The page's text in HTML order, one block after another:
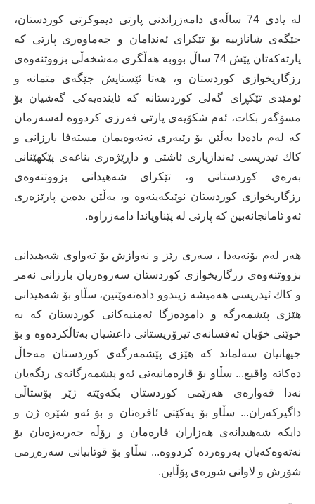
له‌ یادی 74 ساڵه‌ی دامه‌زراندنی پارتی دیموكرتی كوردستان،
جێگه‌ی شانازییه‌ بۆ تێكرای ئه‌ندامان و جه‌ماوه‌ری پارتی كه‌
پارته‌كه‌تان پێش 74 ساڵ بووبه‌ هه‌ڵگری مه‌شخه‌ڵی بزووتنه‌وه‌ی
رزگاریخوازی كوردستان و، هه‌تا ئێستایش جێگه‌ی متمانه‌ و
ئومێدی تێكڕای گه‌لی كوردستانه‌ كه‌ ئاینده‌یه‌كی گه‌شیان بۆ
مسۆگه‌ر بكات، ئه‌م شكۆیه‌ی پارتی فه‌رزی كردووه‌ له‌سه‌رمان
كه‌ له‌م یاده‌دا به‌ڵێن بۆ رێبه‌ری نه‌ته‌وه‌یمان مسته‌فا بارزانی و
كاك ئیدریسی ئه‌ندازیاری ئاشتی و داڕێژه‌ری بناغه‌ی پێكهێنانی
به‌ره‌ی كوردستانی و، تێكرای شه‌هیدانی بزووتنه‌وه‌ی
رزگاریخوازی كوردستان نوێبكه‌ینه‌وه‌ و، به‌ڵێن ‌بده‌ین پارێزه‌ری
ئه‌و ئامانجانه‌‌بین كه‌ پارتی له‌ پێناویاندا دامه‌زراوه‌.
هه‌ر له‌م بۆنه‌یه‌دا ، سه‌ری رێز و نه‌وازش بۆ ته‌واوی شه‌هیدانی
بزووتنه‌وه‌ی رزگاریخوازی كوردستان سه‌روه‌ریان بارزانی نه‌مر
و كاك ئیدریسی هه‌میشه‌ زیندوو داده‌نه‌وێنین، سڵاو بۆ شه‌هیدانی
هێزی پێشمه‌رگه‌ و داموده‌زگا ئه‌منیه‌كانی كوردستان كه‌ به‌
خوێنی خۆیان ئه‌فسانه‌ی تیرۆریستانی داعشیان به‌تاڵكرده‌وه‌ و بۆ
جیهانیان سه‌لماند كه‌ هێزی پێشمه‌رگه‌ی كوردستان مه‌حاڵ
ده‌كاته‌ واقیع... سڵاو بۆ قاره‌مانیه‌تی ئه‌و پێشمه‌رگانه‌ی‌ رێگه‌یان
نه‌دا قه‌واره‌ی هه‌رێمی كوردستان بكه‌وێته‌ ژێر پۆستاڵی
داگیركه‌ران... سڵاو بۆ یه‌كێتی ئافره‌تان و بۆ ئه‌و شێره‌ ژن و
دایكه‌ شه‌هیدانه‌ی هه‌زاران قاره‌مان و رۆڵه‌ جه‌ربه‌زه‌یان بۆ
نه‌ته‌وه‌كه‌یان په‌روه‌رده‌ كردووه‌... سڵاو بۆ‌ قوتابیانی سه‌ره‌ڕمی
شۆرش و لاوانی شوره‌ی پۆڵاین.